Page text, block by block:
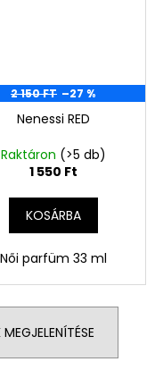
2 150 FT –27 %
Nenessi RED
Raktáron (>5 db)
1 550 Ft
KOSÁRBA
Női parfüm 33 ml